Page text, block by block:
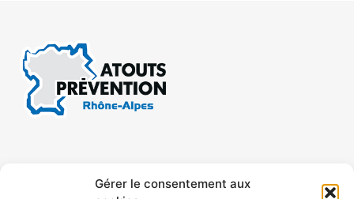
Gérer le consentement aux
CONTACT MENTIONS LÉGALES